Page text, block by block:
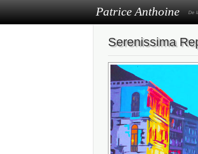
Patrice Anthoine De
Serenissima